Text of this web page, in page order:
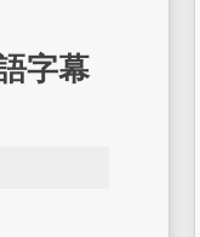
字幕